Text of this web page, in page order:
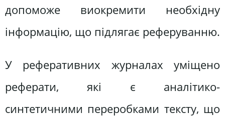
допоможе виокремити необхідну
інформацію, що підлягає реферуванню.
У реферативних журналах уміщено
реферати, які є аналітико-
синтетичними переробками тексту, що